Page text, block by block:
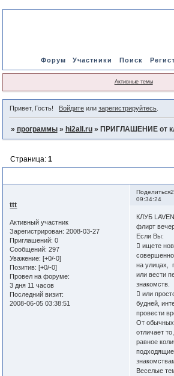
Форум Участники Поиск
Активные темы
Привет, Гость! Войдитеили зарегистрируйтесь.
» программы » hi2all.ru » ПРИГЛАШЕНИЕ от
Страница: 1
Поделиться
09:34:24
ttt
Активный участник
Зарегистрирован: 2008-03-27
Приглашений: 0
Сообщений: 297
Уважение: [+0/-0]
Позитив: [+0/-0]
Провел на форуме:
3 дня 11 часов
Последний визит:
2008-06-05 03:38:51
КЛУБ
флирт
Если Вы:
 ищете
на улицах,
или вести
знакомств.
 или
будней,
провести
От обычных
отличает
равное
подходящие
Веселые